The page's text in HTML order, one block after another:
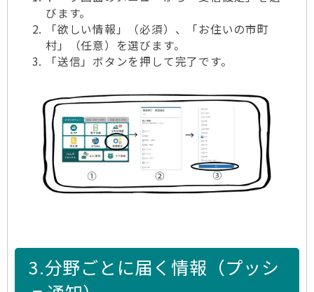
びます。
「欲しい情報」（必須）、「お住いの市町
村」（任意）を選びます。
「送信」ボタンを押して完了です。
3.分野ごとに届く情報（プッシ